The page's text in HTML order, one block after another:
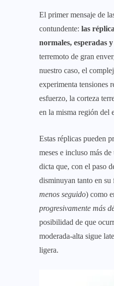
El primer mensaje de
contundente: las
normales, esperadas
terremoto de gran
nuestro caso, el
experimenta tensiones
esfuerzo, la corteza
en la misma región del
Estas réplicas pueden
meses e incluso más
dicta que, con el paso
disminuyan tanto en su
menos seguido) como
progresivamente más
posibilidad de que
moderada-alta sigue
ligera.